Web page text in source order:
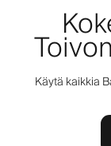
Käytä kaikkia